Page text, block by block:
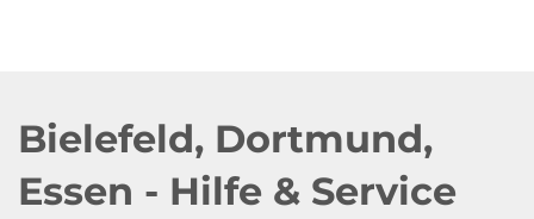
Bielefeld, Dortmund,
Essen - Hilfe & Service